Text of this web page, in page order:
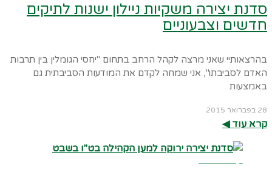
סדנת יצירה משקיות ניילון ישנות לתיקים
חדשים וצבעוניים
בהרצאותיי שאני מרצה לקהל הרחב בתחום "יחסי הגומלין בין תרבות
האדם לסביבתו", אני שמחה לקדם את המודעות הסביבתית גם
באמצעות
28 בפברואר 2015
קרא עוד ◀︎